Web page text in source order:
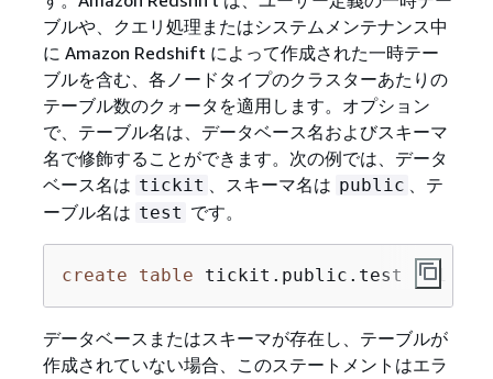
ブルや、クエリ処理またはシステムメンテナンス中
に Amazon Redshift によって作成された一時テー
ブルを含む、各ノードタイプのクラスターあたりの
テーブル数のクォータを適用します。オプション
で、テーブル名は、データベース名およびスキーマ
名で修飾することができます。次の例では、データ
ベース名は tickit 、スキーマ名は public 、テ
ーブル名は test です。
create table tickit.public.test (c1
データベースまたはスキーマが存在し、テーブルが
作成されていない場合、このステートメントはエラ